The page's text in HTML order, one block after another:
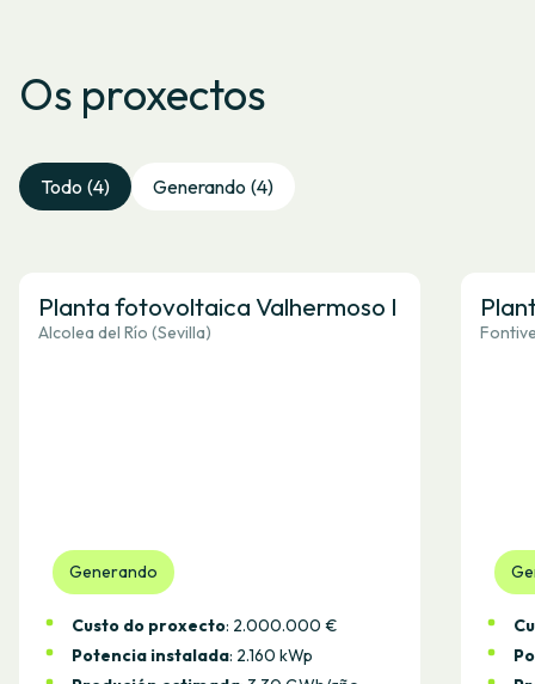
Os proxectos
Todo (4) Generando (4)
Planta fotovoltaica Valhermoso I
Alcolea del Río (Sevilla)
Generando
Custo do proxecto: 2.000.000 €
Potencia instalada: 2.160 kWp